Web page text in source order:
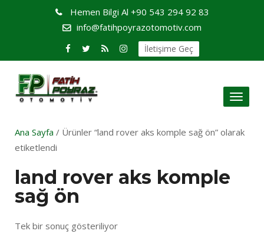
Hemen Bilgi Al +90 543 294 92 83
info@fatihpoyrazotomotiv.com
İletişime Geç
Toggle
Ana Sayfa / Ürünler “land rover aks komple sağ ön” olarak
etiketlendi
land rover aks komple
sağ ön
Tek bir sonuç gösteriliyor